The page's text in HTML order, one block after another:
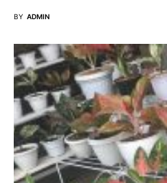
BY ADMIN